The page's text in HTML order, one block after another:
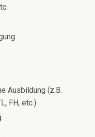
Ausbildung (z.B.
FH, etc.)